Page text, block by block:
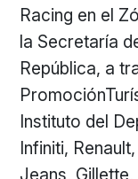
Racing en el
la Secretaría
República, a
Instituto del
Infiniti,
Jeans,